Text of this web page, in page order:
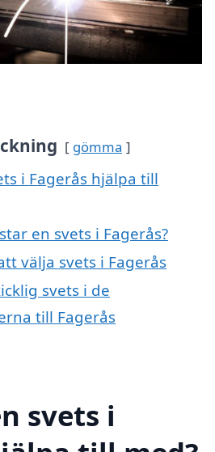
gömma
i Fagerås hjälpa till
en svets i Fagerås?
välja svets i Fagerås
svets i de
till Fagerås
svets i